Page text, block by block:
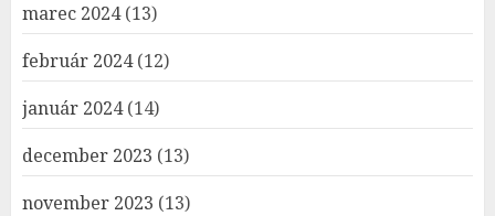
marec 2024(13)
február 2024(12)
január 2024(14)
december 2023 (13)
november 2023 (13)